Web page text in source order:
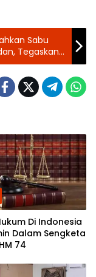
Sabu
Tegaskan
Di Indonesia
Dalam Sengketa
74